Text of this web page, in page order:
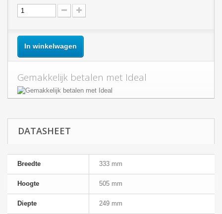
In winkelwagen
Gemakkelijk betalen met Ideal
DATASHEET
Breedte 333 mm
Hoogte 505 mm
Diepte 249 mm